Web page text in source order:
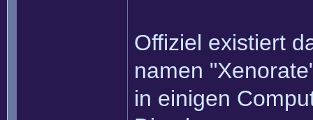
Offiziel existiert
namen
in einigen